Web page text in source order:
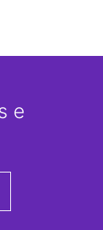
e